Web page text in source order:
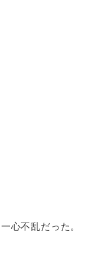
心不乱だった。